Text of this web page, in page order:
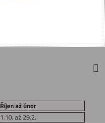
Říjen až únor
1.10. až 29.2.